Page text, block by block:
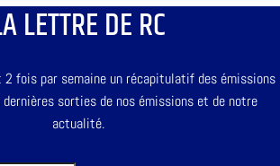
LETTRE DE RC
2 fois par semaine un récapitulatif des émissions
dernières sorties de nos émissions et de notre
actualité.